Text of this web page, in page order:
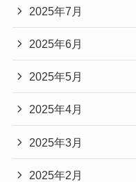
2025年7月
2025年6月
2025年5月
2025年4月
2025年3月
2025年2月